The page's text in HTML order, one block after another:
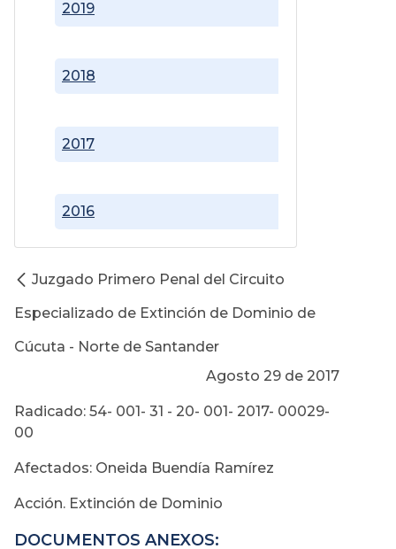
2016
2017
2018
2019
Juzgado Primero Penal del Circuito
Especializado de Extinción de Dominio de
Cúcuta - Norte de Santander
Agosto 29 de 2017
Radicado: 54- 001- 31 - 20- 001- 2017- 00029-
00
Afectados: Oneida Buendía Ramírez
Acción. Extinción de Dominio
DOCUMENTOS ANEXOS: